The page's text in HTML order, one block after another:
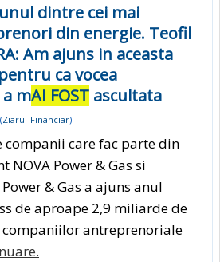
dintre cei mai
din energie. Teofil
Am ajuns in aceasta
ca vocea
mAI FOST ascultata
(Ziarul-Financiar)
companii care fac parte din
NOVA Power & Gas si
& Gas a ajuns anul
de aproape 2,9 miliarde de
antreprenoriale